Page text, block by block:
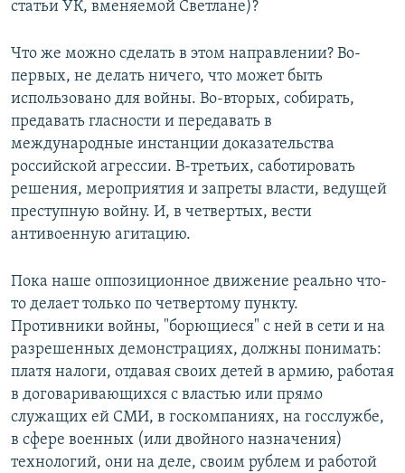
статьи УК, вменяемой Светлане)?
Что же можно сделать в этом направлении? Во-
первых, не делать ничего, что может быть
использовано для войны. Во-вторых, собирать,
предавать гласности и передавать в
международные инстанции доказательства
российской агрессии. В-третьих, саботировать
решения, мероприятия и запреты власти, ведущей
преступную войну. И, в четвертых, вести
антивоенную агитацию.
Пока наше оппозиционное движение реально что-
то делает только по четвертому пункту.
Противники войны, "борющиеся" с ней в сети и на
разрешенных демонстрациях, должны понимать:
платя налоги, отдавая своих детей в армию, работая
в договаривающихся с властью или прямо
служащих ей СМИ, в госкомпаниях, на госслужбе,
в сфере военных (или двойного назначения)
технологий, они на деле, своим рублем и работой